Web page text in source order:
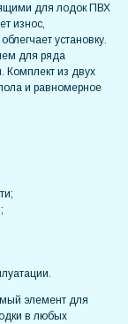
для лодок ПВХ
износ,
установку.
для ряда
из двух
и равномерное
элемент для
в любых